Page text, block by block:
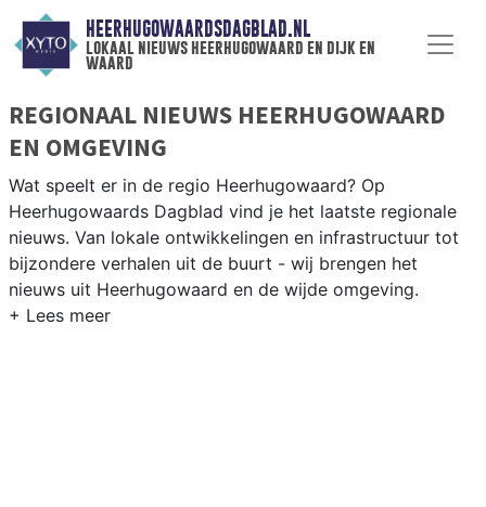
HEERHUGOWAARDSDAGBLAD.NL
lokaal nieuws heerhugowaard en dijk en
waard
REGIONAAL NIEUWS HEERHUGOWAARD
EN OMGEVING
Wat speelt er in de regio Heerhugowaard? Op
Heerhugowaards Dagblad vind je het laatste regionale
nieuws. Van lokale ontwikkelingen en infrastructuur tot
bijzondere verhalen uit de buurt - wij brengen het
nieuws uit Heerhugowaard en de wijde omgeving.